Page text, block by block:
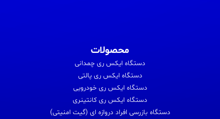
محصولات
دستگاه ایکس ری چمدانی
دستگاه ایکس ری پالتی
دستگاه ایکس ری خودرویی
دستگاه ایکس ری کانتینری
دستگاه بازرسی افراد دروازه ای (گیت امنیتی)